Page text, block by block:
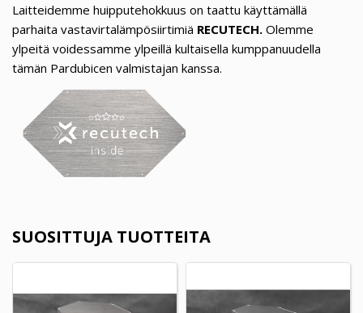
Laitteidemme huipputehokkuus on taattu käyttämällä
parhaita vastavirtalämpösiirtimiä RECUTECH. Olemme
ylpeitä voidessamme ylpeillä kultaisella kumppanuudella
tämän Pardubicen valmistajan kanssa.
SUOSITTUJA TUOTTEITA